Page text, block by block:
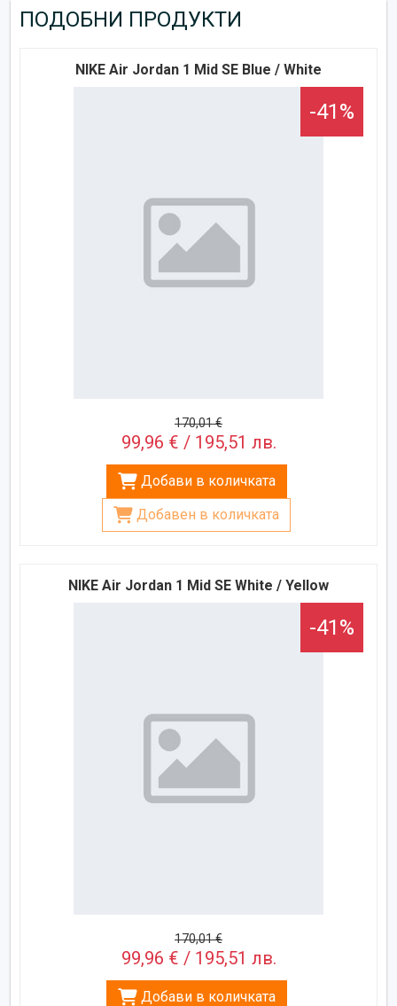
ПОДОБНИ ПРОДУКТИ
NIKE Air Jordan 1 Mid SE Blue / White
-41%
170,01 €
99,96 € / 195,51 лв.
Добави в количката
Добавен в количката
NIKE Air Jordan 1 Mid SE White / Yellow
-41%
170,01 €
99,96 € / 195,51 лв.
Добави в количката